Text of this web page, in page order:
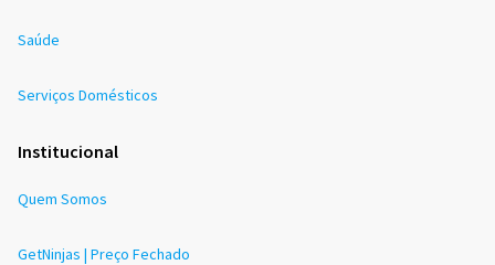
Saúde
Serviços Domésticos
Institucional
Quem Somos
GetNinjas | Preço Fechado